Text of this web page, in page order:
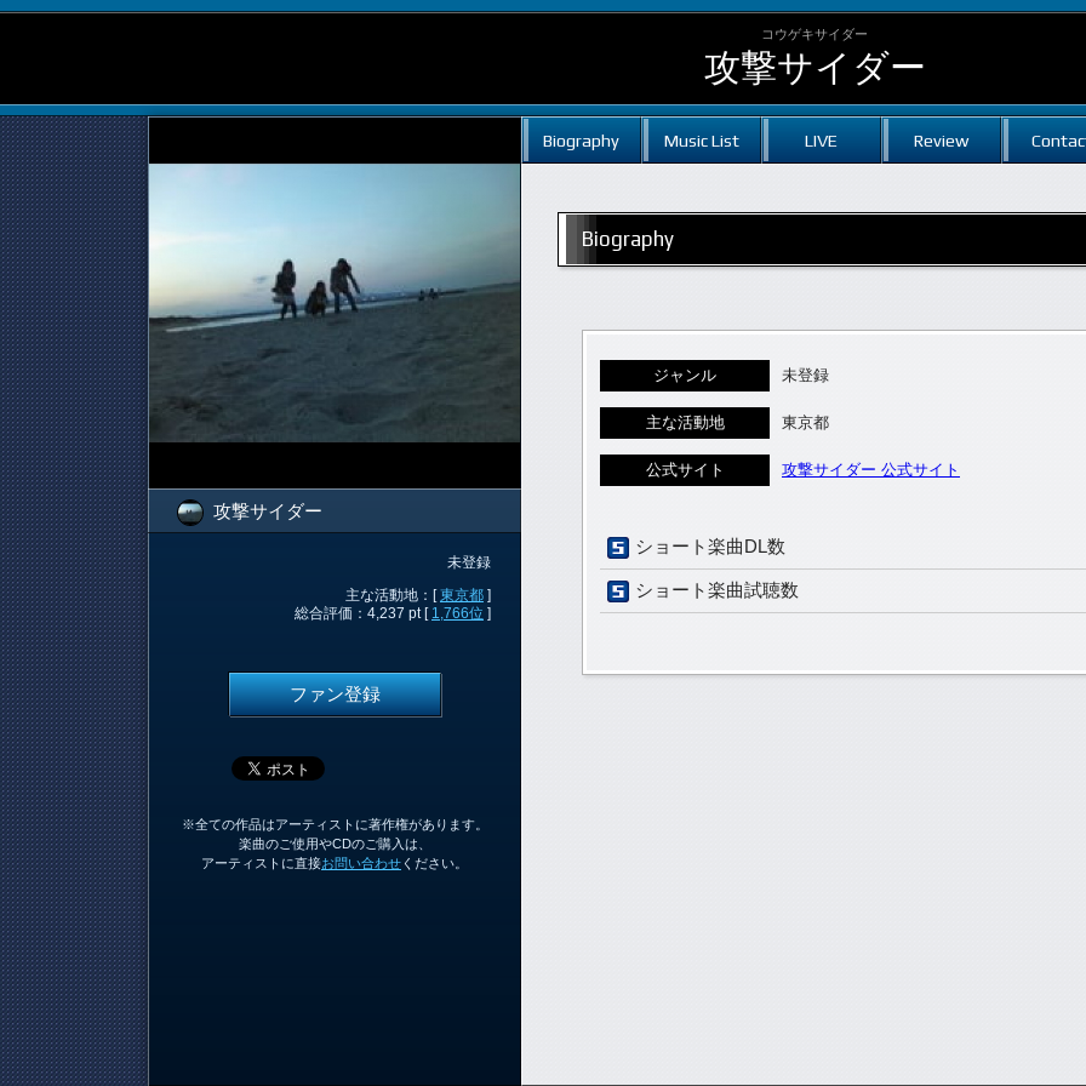
コウゲキサイダー
攻撃サイダー
攻撃サイダー
未登録
主な活動地：[東京都 ]
総合評価：4,237 pt [ 1,766位 ]
ファン登録
※全ての作品はアーティストに著作権があります。
楽曲のご使用やCDのご購入は、
アーティストに直接お問い合わせ ください。
Biography Music List LIVE Review
Biography
ジャンル 未登録
主な活動地 東京都
公式サイト 攻撃サイダー 公式サイト
ショート楽曲DL数
ショート楽曲試聴数